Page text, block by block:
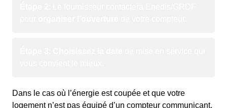
Dans le cas où l’énergie est coupée et que votre
logement n’est pas équipé d’un compteur communicant,